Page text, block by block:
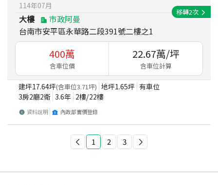
114年07月
大樓
市政阿曼
台南市安平區永華路二段391號二樓之1
移轉2次
400萬
含車位價
22.67萬/坪
含車位計算
建坪17.64坪(含車位3.71坪) 地坪1.65坪 有車位
3房2廳2衛 3.6年 2樓/22樓
資料說明 內政部實價登錄
1 2 3